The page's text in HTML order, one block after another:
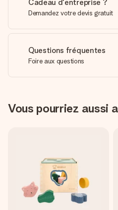
Cadeau d'entreprise ?
Demandez votre devis gratuit
Questions fréquentes
Foire aux questions
Vous pourriez aussi